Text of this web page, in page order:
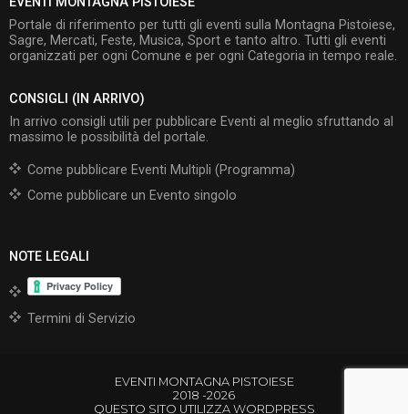
Portale di riferimento per tutti gli eventi sulla Montagna Pistoiese,
Sagre, Mercati, Feste, Musica, Sport e tanto altro. Tutti gli eventi
organizzati per ogni Comune e per ogni Categoria in tempo reale.
CONSIGLI (IN ARRIVO)
In arrivo consigli utili per pubblicare Eventi al meglio sfruttando al
massimo le possibilità del portale.
Come pubblicare Eventi Multipli (Programma)
Come pubblicare un Evento singolo
NOTE LEGALI
Termini di Servizio
EVENTI MONTAGNA PISTOIESE
2018 -2026
QUESTO SITO UTILIZZA WORDPRESS